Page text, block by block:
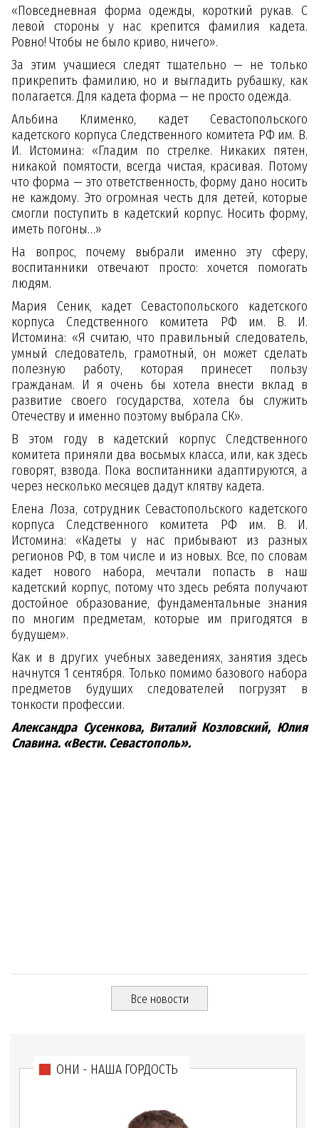
«Повседневная форма одежды, короткий рукав. С
левой стороны у нас крепится фамилия кадета.
Ровно! Чтобы не было криво, ничего».
За этим учащиеся следят тщательно — не только
прикрепить фамилию, но и выгладить рубашку, как
полагается. Для кадета форма — не просто одежда.
Альбина Клименко, кадет Севастопольского
кадетского корпуса Следственного комитета РФ им. В.
И. Истомина: «Гладим по стрелке. Никаких пятен,
никакой помятости, всегда чистая, красивая. Потому
что форма — это ответственность, форму дано носить
не каждому. Это огромная честь для детей, которые
смогли поступить в кадетский корпус. Носить форму,
иметь погоны…»
На вопрос, почему выбрали именно эту сферу,
воспитанники отвечают просто: хочется помогать
людям.
Мария Сеник, кадет Севастопольского кадетского
корпуса Следственного комитета РФ им. В. И.
Истомина: «Я считаю, что правильный следователь,
умный следователь, грамотный, он может сделать
полезную работу, которая принесет пользу
гражданам. И я очень бы хотела внести вклад в
развитие своего государства, хотела бы служить
Отечеству и именно поэтому выбрала СК».
В этом году в кадетский корпус Следственного
комитета приняли два восьмых класса, или, как здесь
говорят, взвода. Пока воспитанники адаптируются, а
через несколько месяцев дадут клятву кадета.
Елена Лоза, сотрудник Севастопольского кадетского
корпуса Следственного комитета РФ им. В. И.
Истомина: «Кадеты у нас прибывают из разных
регионов РФ, в том числе и из новых. Все, по словам
кадет нового набора, мечтали попасть в наш
кадетский корпус, потому что здесь ребята получают
достойное образование, фундаментальные знания
по многим предметам, которые им пригодятся в
будущем».
Как и в других учебных заведениях, занятия здесь
начнутся 1 сентября. Только помимо базового набора
предметов будущих следователей погрузят в
тонкости профессии.
Александра Сусенкова, Виталий Козловский, Юлия
Славина. «Вести. Севастополь».
Все новости
ОНИ - НАША ГОРДОСТЬ